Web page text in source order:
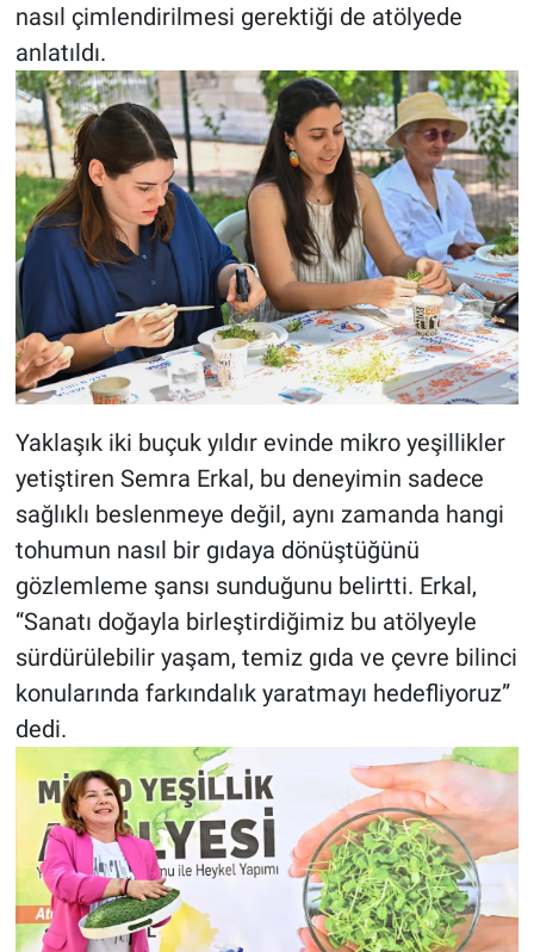
nasıl çimlendirilmesi gerektiği de atölyede
anlatıldı.
Yaklaşık iki buçuk yıldır evinde mikro yeşillikler
yetiştiren Semra Erkal, bu deneyimin sadece
sağlıklı beslenmeye değil, aynı zamanda hangi
tohumun nasıl bir gıdaya dönüştüğünü
gözlemleme şansı sunduğunu belirtti. Erkal,
“Sanatı doğayla birleştirdiğimiz bu atölyeyle
sürdürülebilir yaşam, temiz gıda ve çevre bilinci
konularında farkındalık yaratmayı hedefliyoruz”
dedi.